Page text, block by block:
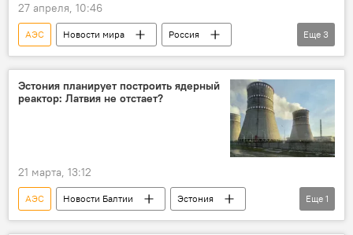
27 апреля, 10:46
АЭС Новости мира
Россия
Эстония
Маргус Цахкна
Михаил Шеремет
Еще 3
Эстония планирует построить ядерный
реактор: Латвия не отстает?
21 марта, 13:12
АЭС Новости Балтии
Эстония
Латвия
Еще 1